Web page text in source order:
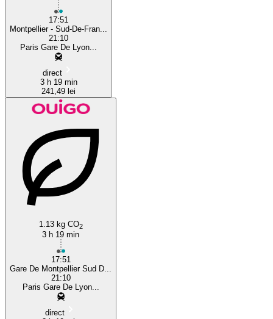
17:51
Montpellier - Sud-De-Fran...
21:10
Paris Gare De Lyon...
direct
3 h 19 min
241,49 lei
1.13 kg CO2
3 h 19 min
17:51
Gare De Montpellier Sud D...
21:10
Paris Gare De Lyon...
direct